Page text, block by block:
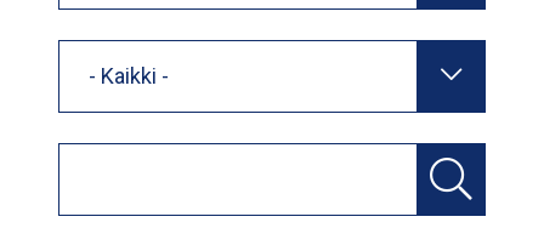
- Kaikki -